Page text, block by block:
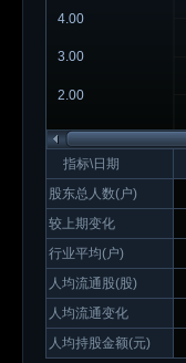
2.00
3.00
4.00
指标\日期
股东总人数(户)
较上期变化
行业平均(户)
人均流通股(股)
人均流通变化
人均持股金额(元)